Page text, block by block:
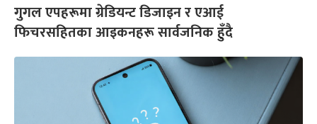
गुगल एपहरूमा ग्रेडियन्ट डिजाइन र एआई
फिचरसहितका आइकनहरू सार्वजनिक हुँदै